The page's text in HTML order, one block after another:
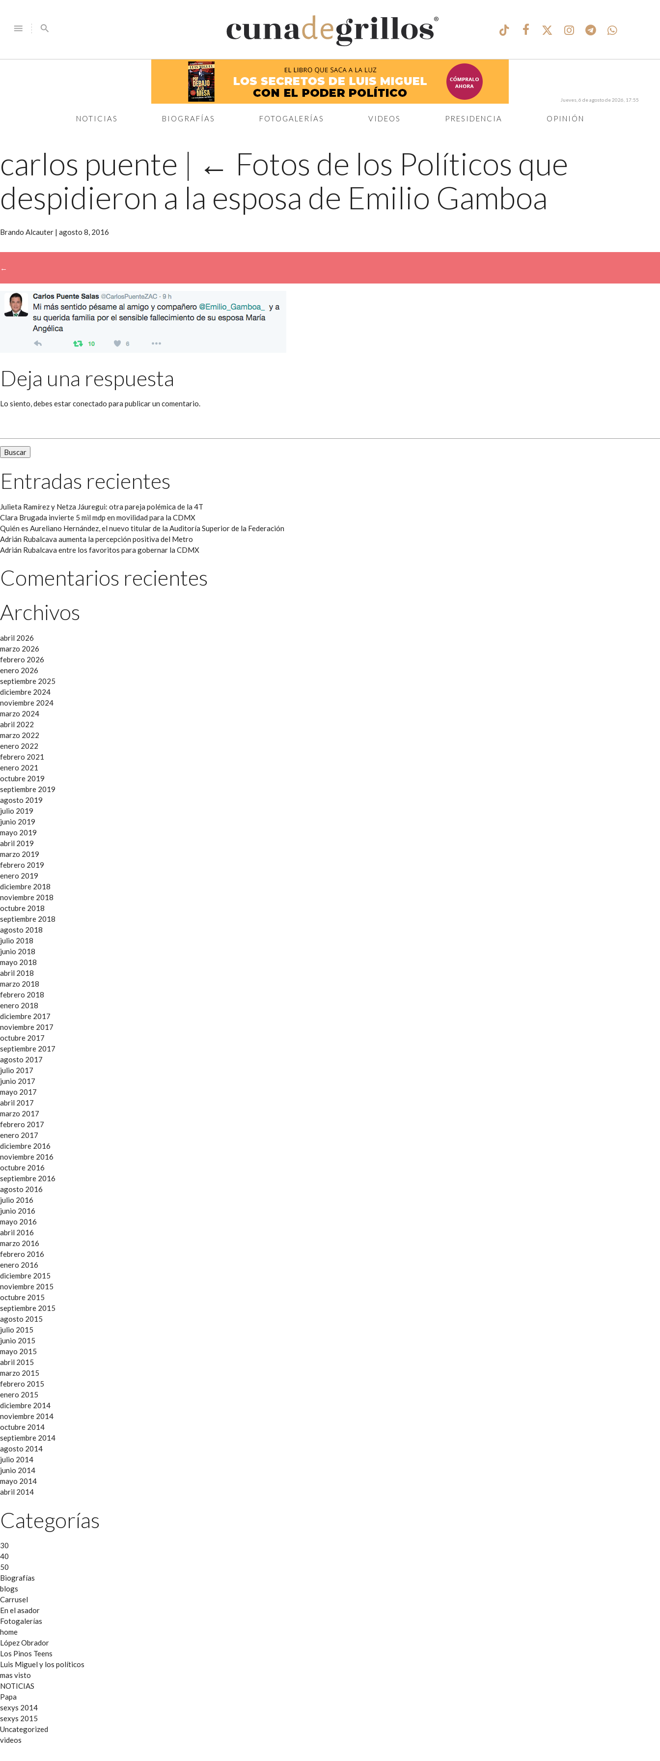
menu search
®
NOTICIAS BIOGRAFÍAS FOTOGALERÍAS VIDEOS PRESIDENCIA OPINIÓN
Jueves, 6 de agosto de 2026, 17:55
carlos puente | ← Fotos de los Políticos que
despidieron a la esposa de Emilio Gamboa
Brando Alcauter | agosto 8, 2016
←
Deja una respuesta
Lo siento, debes estarconectado para publicar un comentario.
Entradas recientes
Julieta Ramírez y Netza Jáuregui: otra pareja polémica de la 4T
Clara Brugada invierte 5 mil mdp en movilidad para la CDMX
Quién es Aureliano Hernández, el nuevo titular de la Auditoría Superior de la Federación
Adrián Rubalcava aumenta la percepción positiva del Metro
Adrián Rubalcava entre los favoritos para gobernar la CDMX
Comentarios recientes
Archivos
abril 2026
marzo 2026
febrero 2026
enero 2026
septiembre 2025
diciembre 2024
noviembre 2024
marzo 2024
abril 2022
marzo 2022
enero 2022
febrero 2021
enero 2021
octubre 2019
septiembre 2019
agosto 2019
julio 2019
junio 2019
mayo 2019
abril 2019
marzo 2019
febrero 2019
enero 2019
diciembre 2018
noviembre 2018
octubre 2018
septiembre 2018
agosto 2018
julio 2018
junio 2018
mayo 2018
abril 2018
marzo 2018
febrero 2018
enero 2018
diciembre 2017
noviembre 2017
octubre 2017
septiembre 2017
agosto 2017
julio 2017
junio 2017
mayo 2017
abril 2017
marzo 2017
febrero 2017
enero 2017
diciembre 2016
noviembre 2016
octubre 2016
septiembre 2016
agosto 2016
julio 2016
junio 2016
mayo 2016
abril 2016
marzo 2016
febrero 2016
enero 2016
diciembre 2015
noviembre 2015
octubre 2015
septiembre 2015
agosto 2015
julio 2015
junio 2015
mayo 2015
abril 2015
marzo 2015
febrero 2015
enero 2015
diciembre 2014
noviembre 2014
octubre 2014
septiembre 2014
agosto 2014
julio 2014
junio 2014
mayo 2014
abril 2014
Categorías
30
40
50
Biografías
blogs
Carrusel
En el asador
Fotogalerías
home
López Obrador
Los Pinos Teens
Luis Miguel y los políticos
mas visto
NOTICIAS
Papa
sexys 2014
sexys 2015
Uncategorized
videos